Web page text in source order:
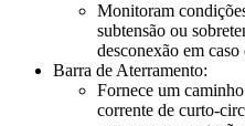
Monitoram
subtensão ou
desconexão em
Barra de Aterramento:
Fornece um
corrente de curto-